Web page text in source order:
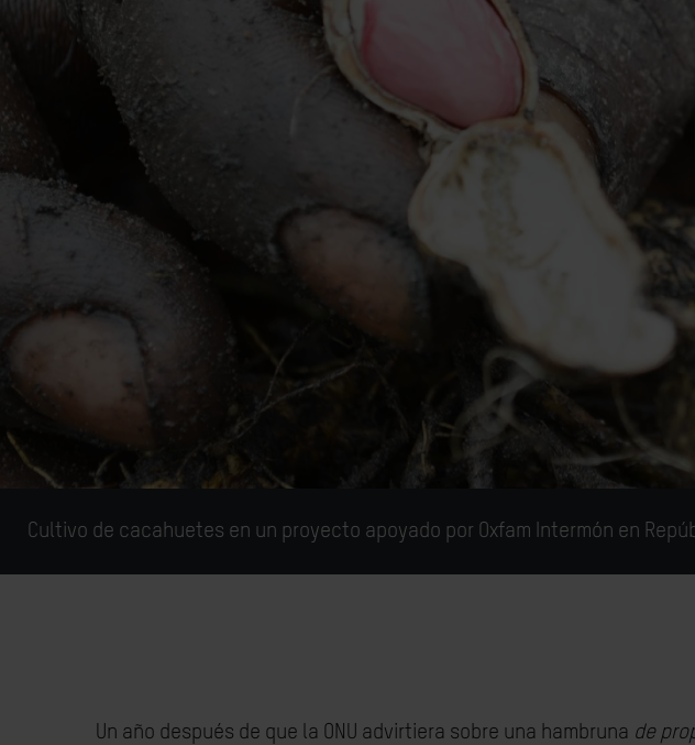
Cultivo de cacahuetes en un proyecto apoyado por Oxfam Intermón en
Un año después de que la ONU advirtiera sobre una hambruna de